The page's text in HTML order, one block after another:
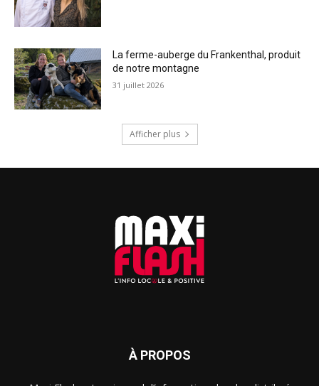
La ferme-auberge du Frankenthal, produit
de notre montagne
31 juillet 2026
Afficher plus
À PROPOS